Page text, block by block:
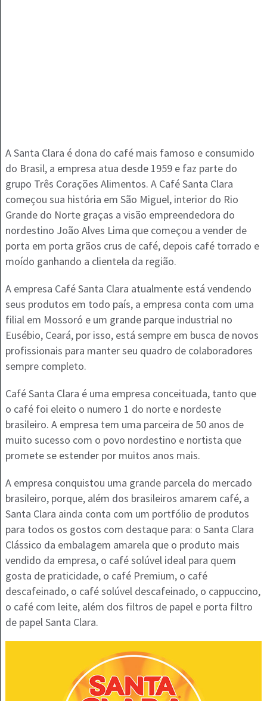
A Santa Clara é dona do café mais famoso e consumido
do Brasil, a empresa atua desde 1959 e faz parte do
grupo Três Corações Alimentos. A Café Santa Clara
começou sua história em São Miguel, interior do Rio
Grande do Norte graças a visão empreendedora do
nordestino João Alves Lima que começou a vender de
porta em porta grãos crus de café, depois café torrado e
moído ganhando a clientela da região.
A empresa Café Santa Clara atualmente está vendendo
seus produtos em todo país, a empresa conta com uma
filial em Mossoró e um grande parque industrial no
Eusébio, Ceará, por isso, está sempre em busca de novos
profissionais para manter seu quadro de colaboradores
sempre completo.
Café Santa Clara é uma empresa conceituada, tanto que
o café foi eleito o numero 1 do norte e nordeste
brasileiro. A empresa tem uma parceira de 50 anos de
muito sucesso com o povo nordestino e nortista que
promete se estender por muitos anos mais.
A empresa conquistou uma grande parcela do mercado
brasileiro, porque, além dos brasileiros amarem café, a
Santa Clara ainda conta com um portfólio de produtos
para todos os gostos com destaque para: o Santa Clara
Clássico da embalagem amarela que o produto mais
vendido da empresa, o café solúvel ideal para quem
gosta de praticidade, o café Premium, o café
descafeinado, o café solúvel descafeinado, o cappuccino,
o café com leite, além dos filtros de papel e porta filtro
de papel Santa Clara.